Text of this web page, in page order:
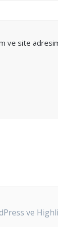
ve site
ve